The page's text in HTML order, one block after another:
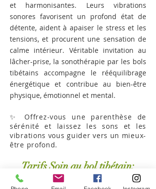
et harmonisantes. Leurs vibrations
sonores favorisent un profond état de
détente, aident à apaiser le stress et les
tensions, et procurent une sensation de
calme intérieur. Véritable invitation au
lâcher-prise, la sonothérapie par les bols
tibétains accompagne le rééquilibrage
énergétique et contribue au bien-être
physique, émotionnel et mental.
✨ Offrez-vous une parenthèse de
sérénité et laissez les sons et les
vibrations vous guider vers un mieux-
être profond.
Tarifs Soin au bol tibétain:
Soin de 1h: 60€